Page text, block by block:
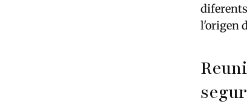
l'origen